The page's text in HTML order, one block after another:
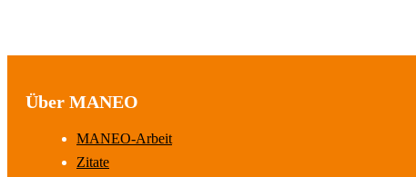
Über MANEO
MANEO-Arbeit
Zitate